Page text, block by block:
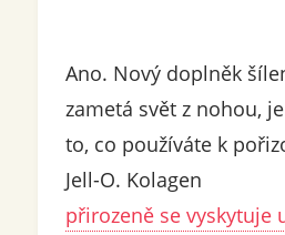
Ano. Nový doplněk
zametá svět z nohou,
to, co používáte k
Jell-O. Kolagen
přirozeně se vyskytuje